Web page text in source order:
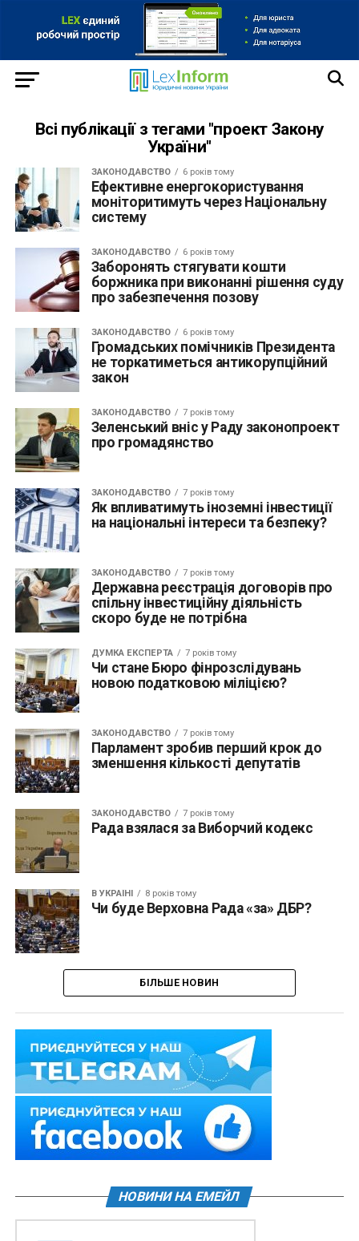
Всі публікації з тегами "проект Закону
України"
ЗАКОНОДАВСТВО 6 років тому
Ефективне енергокористування
моніторитимуть через Національну
систему
ЗАКОНОДАВСТВО 6 років тому
Заборонять стягувати кошти
боржника при виконанні рішення суду
про забезпечення позову
ЗАКОНОДАВСТВО 6 років тому
Громадських помічників Президента
не торкатиметься антикорупційний
закон
ЗАКОНОДАВСТВО 7 років тому
Зеленський вніс у Раду законопроект
про громадянство
ЗАКОНОДАВСТВО 7 років тому
Як впливатимуть іноземні інвестиції
на національні інтереси та безпеку?
ЗАКОНОДАВСТВО 7 років тому
Державна реєстрація договорів про
спільну інвестиційну діяльність
скоро буде не потрібна
ДУМКА ЕКСПЕРТА 7 років тому
Чи стане Бюро фінрозслідувань
новою податковою міліцією?
ЗАКОНОДАВСТВО 7 років тому
Парламент зробив перший крок до
зменшення кількості депутатів
ЗАКОНОДАВСТВО 7 років тому
Рада взялася за Виборчий кодекс
В УКРАЇНІ 8 років тому
Чи буде Верховна Рада «за» ДБР?
БІЛЬШЕ НОВИН
НОВИНИ НА ЕМЕЙЛ